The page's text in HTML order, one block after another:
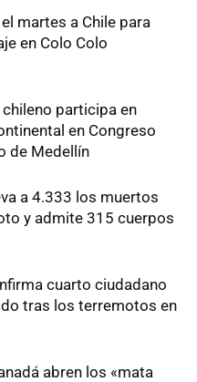
martes a Chile para
en Colo Colo
participa en
en Congreso
de Medellín
a 4.333 los muertos
y admite 315 cuerpos
cuarto ciudadano
tras los terremotos en
abren los «mata